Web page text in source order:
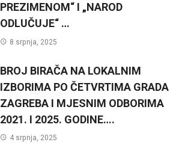
PREZIMENOM“ I „NAROD
ODLUČUJE“ …
8 srpnja, 2025
BROJ BIRAČA NA LOKALNIM
IZBORIMA PO ČETVRTIMA GRADA
ZAGREBA I MJESNIM ODBORIMA
2021. I 2025. GODINE….
4 srpnja, 2025